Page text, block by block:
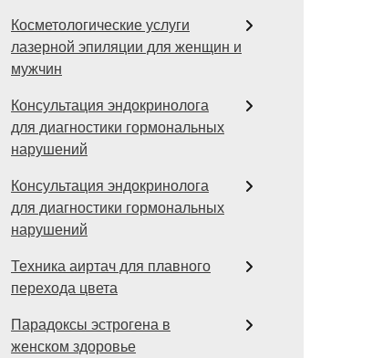
Косметологические услуги
лазерной эпиляции для женщин и
мужчин
Консультация эндокринолога
для диагностики гормональных
нарушений
Консультация эндокринолога
для диагностики гормональных
нарушений
Техника аиртач для плавного
перехода цвета
Парадоксы эстрогена в
женском здоровье